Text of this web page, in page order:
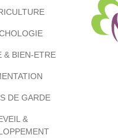
& BIEN-ETRE
DE GARDE
&